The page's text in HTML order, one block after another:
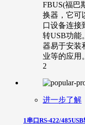
FBUS(福巴
换器，它可
口设备连接
转USB功能
器易于安装
业等的应用
2
进一步了解
1串口RS-422/